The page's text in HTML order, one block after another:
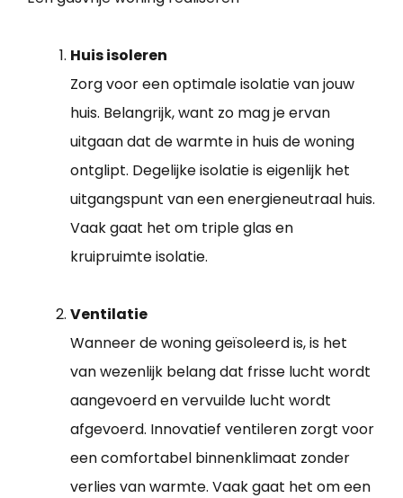
Huis isoleren
Zorg voor een optimale isolatie van jouw
huis. Belangrijk, want zo mag je ervan
uitgaan dat de warmte in huis de woning
ontglipt. Degelijke isolatie is eigenlijk het
uitgangspunt van een energieneutraal huis.
Vaak gaat het om triple glas en
kruipruimte isolatie.
Ventilatie
Wanneer de woning geïsoleerd is, is het
van wezenlijk belang dat frisse lucht wordt
aangevoerd en vervuilde lucht wordt
afgevoerd. Innovatief ventileren zorgt voor
een comfortabel binnenklimaat zonder
verlies van warmte. Vaak gaat het om een